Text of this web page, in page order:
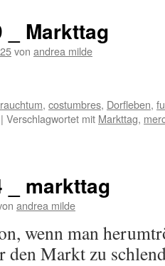
_ Markttag
von andrea milde
, costumbres, Dorfleben,
| Verschlagwortet mit Markttag,
_ markttag
andrea milde
wenn man
über den Markt